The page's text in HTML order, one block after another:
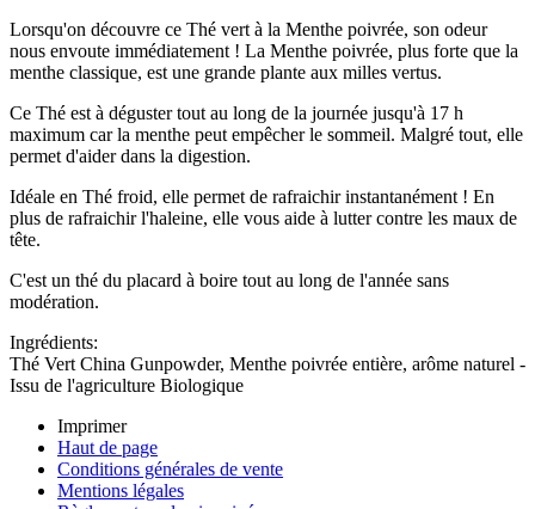
Lorsqu'on découvre ce Thé vert à la Menthe poivrée, son odeur
nous envoute immédiatement ! La Menthe poivrée, plus forte que la
menthe classique, est une grande plante aux milles vertus.
Ce Thé est à déguster tout au long de la journée jusqu'à 17 h
maximum car la menthe peut empêcher le sommeil. Malgré tout, elle
permet d'aider dans la digestion.
Idéale en Thé froid, elle permet de rafraichir instantanément ! En
plus de rafraichir l'haleine, elle vous aide à lutter contre les maux de
tête.
C'est un thé du placard à boire tout au long de l'année sans
modération.
Ingrédients:
Thé Vert China Gunpowder, Menthe poivrée entière, arôme naturel -
Issu de l'agriculture Biologique
Imprimer
Haut de page
Conditions générales de vente
Mentions légales